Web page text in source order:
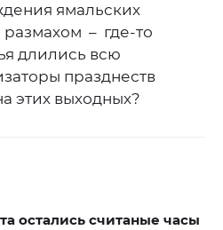
ямальских
размахом – где-то
длились всю
празднеств
этих выходных?
остались считаные часы